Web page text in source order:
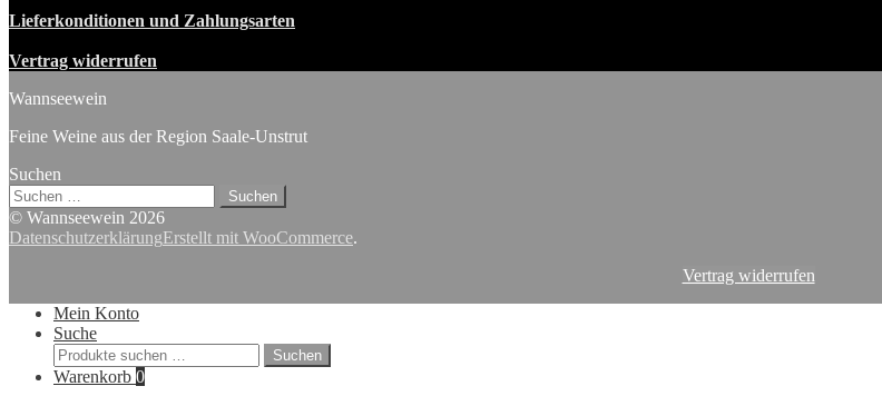
Lieferkonditionen und Zahlungsarten
Vertrag widerrufen
Wannseewein
Feine Weine aus der Region Saale-Unstrut
Suchen
Suchen
nach:
© Wannseewein 2026
DatenschutzerklärungErstellt mit WooCommerce.
Vertrag widerrufen
Mein Konto
Suche
Suchen
nach:
Suchen
Warenkorb 0